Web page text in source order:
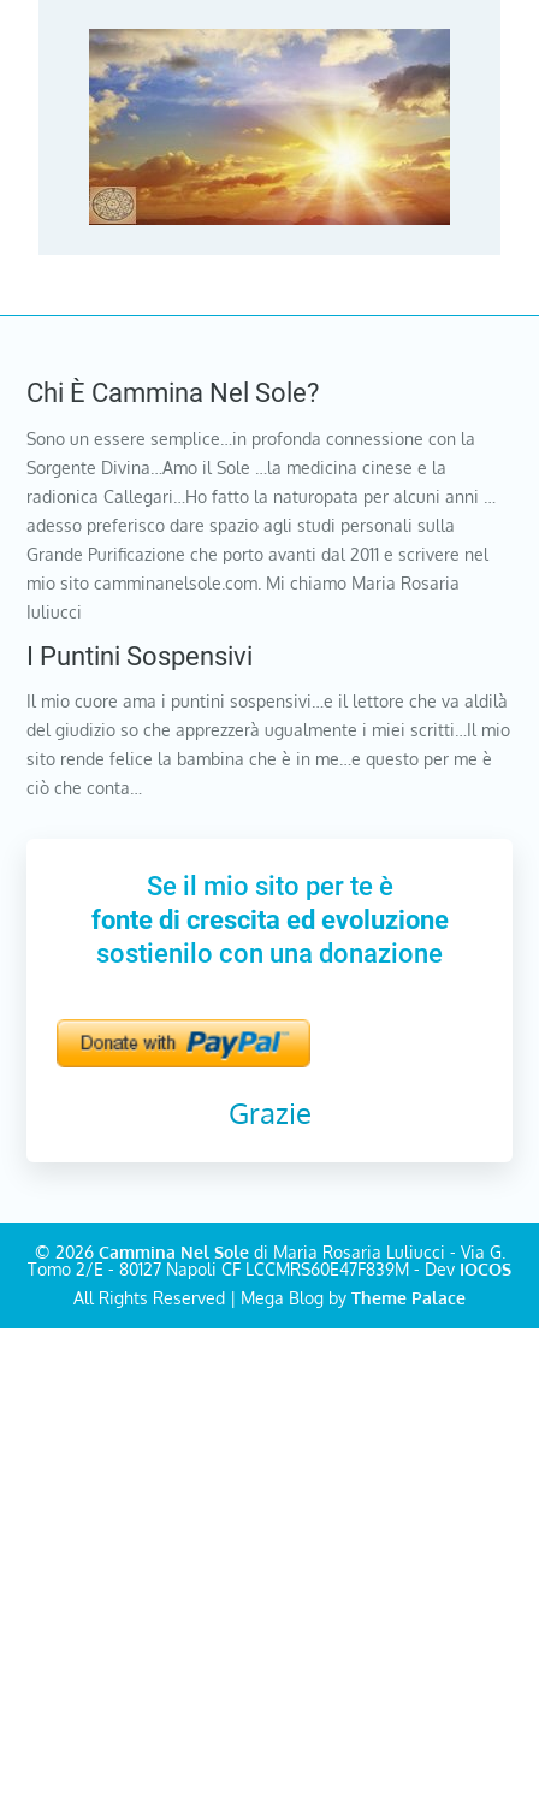
Chi È Cammina Nel Sole?
Sono un essere semplice…in profonda connessione con la
Sorgente Divina…Amo il Sole …la medicina cinese e la
radionica Callegari…Ho fatto la naturopata per alcuni anni …
adesso preferisco dare spazio agli studi personali sulla
Grande Purificazione che porto avanti dal 2011 e scrivere nel
mio sito camminanelsole.com. Mi chiamo Maria Rosaria
Iuliucci
I Puntini Sospensivi
Il mio cuore ama i puntini sospensivi…e il lettore che va aldilà
del giudizio so che apprezzerà ugualmente i miei scritti…Il mio
sito rende felice la bambina che è in me…e questo per me è
ciò che conta…
Se il mio sito per te è
fonte di crescita ed evoluzione
sostienilo con una donazione
Grazie
© 2026 Cammina Nel Soledi Maria Rosaria Luliucci - Via G.
Tomo 2/E - 80127 Napoli CF LCCMRS60E47F839M - Dev IOCOS
All Rights Reserved | Mega Blog by Theme Palace